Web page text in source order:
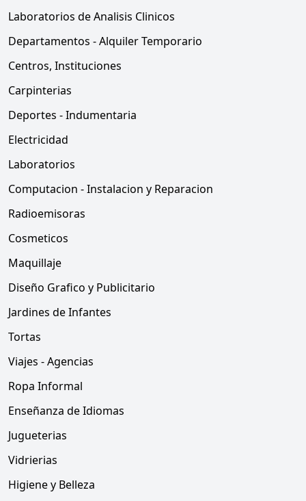
Laboratorios de Analisis Clinicos
Departamentos - Alquiler Temporario
Centros, Instituciones
Carpinterias
Deportes - Indumentaria
Electricidad
Laboratorios
Computacion - Instalacion y Reparacion
Radioemisoras
Cosmeticos
Maquillaje
Diseño Grafico y Publicitario
Jardines de Infantes
Tortas
Viajes - Agencias
Ropa Informal
Enseñanza de Idiomas
Jugueterias
Vidrierias
Higiene y Belleza